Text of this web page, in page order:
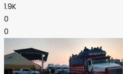
1.9K
0
0